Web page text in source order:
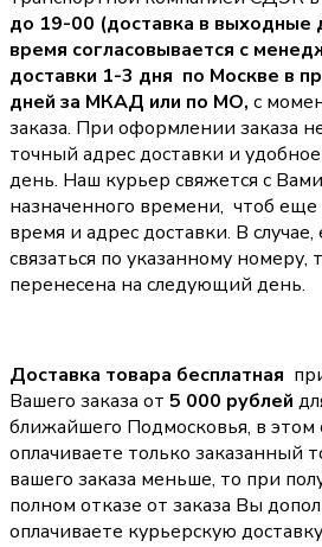
до 19-00 (доставка в выходные
время согласовывается с
доставки 1-3 дня по Москве в
дней за МКАД или по МО, с
заказа. При оформлении заказа
точный адрес доставки и
день. Наш курьер свяжется с Вами
назначенного времени, чтоб еще
время и адрес доставки. В случае,
связаться по указанному номеру,
перенесена на следующий день.
Доставка товара бесплатная
Вашего заказа от 5 000 рублей
ближайшего Подмосковья, в этом
оплачиваете только заказанный
вашего заказа меньше, то при
полном отказе от заказа Вы
оплачиваете курьерскую